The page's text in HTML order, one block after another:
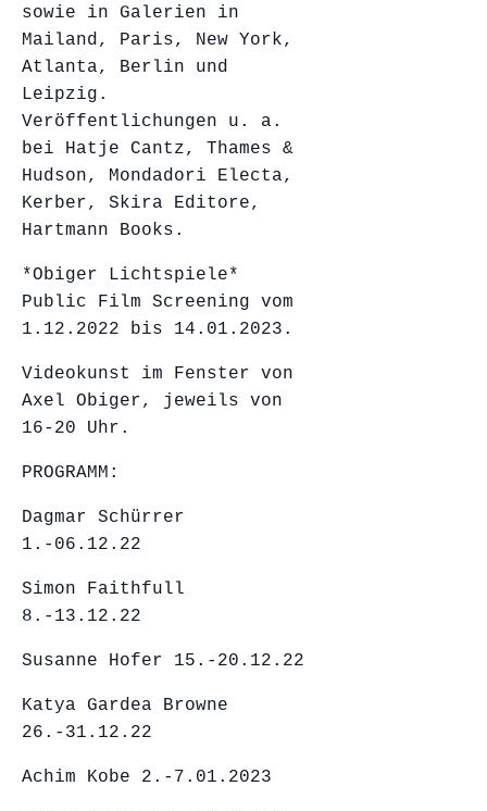
sowie in Galerien in
Mailand, Paris, New York,
Atlanta, Berlin und
Leipzig.
Veröffentlichungen u. a.
bei Hatje Cantz, Thames &
Hudson, Mondadori Electa,
Kerber, Skira Editore,
Hartmann Books.
*Obiger Lichtspiele*
Public Film Screening vom
1.12.2022 bis 14.01.2023.
Videokunst im Fenster von
Axel Obiger, jeweils von
16-20 Uhr.
PROGRAMM:
Dagmar Schürrer
1.-06.12.22
Simon Faithfull
8.-13.12.22
Susanne Hofer 15.-20.12.22
Katya Gardea Browne
26.-31.12.22
Achim Kobe 2.-7.01.2023